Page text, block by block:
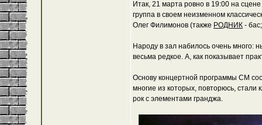
Итак, 21 марта ровно в 19:00 на
группа в своем неизменном
Олег Филимонов (также РОДНИК -
Народу в зал набилось очень много:
весьма редкое. А, как показывает
Основу концертной программы СМ
многие из которых, повторюсь, стали
рок с элементами гранджа.